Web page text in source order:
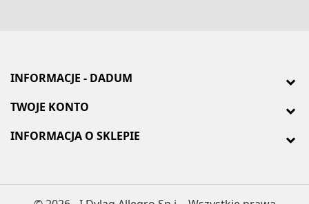
INFORMACJE - DADUM
TWOJE KONTO
INFORMACJA O SKLEPIE